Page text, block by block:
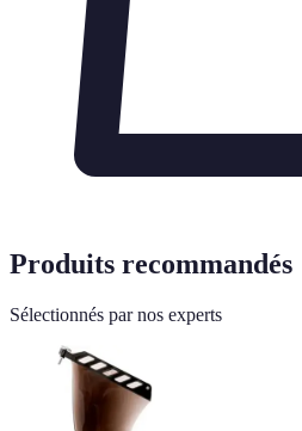
Produits recommandés
Sélectionnés par nos experts